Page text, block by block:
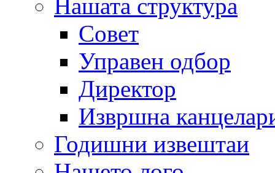
Нашата структура
Совет
Управен одбор
Директор
Извршна
Годишни извештаи